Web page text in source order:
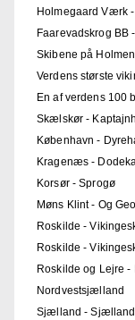
Holmegaard Værk
Faarevadskrog BB
Skibene på Holmen
Verdens største
En af verdens 100
Skælskør -
København -
Kragenæs -
Korsør - Sprogø
Møns Klint - Og
Roskilde -
Roskilde -
Roskilde og Lejre -
Nordvestsjælland
Sjælland -